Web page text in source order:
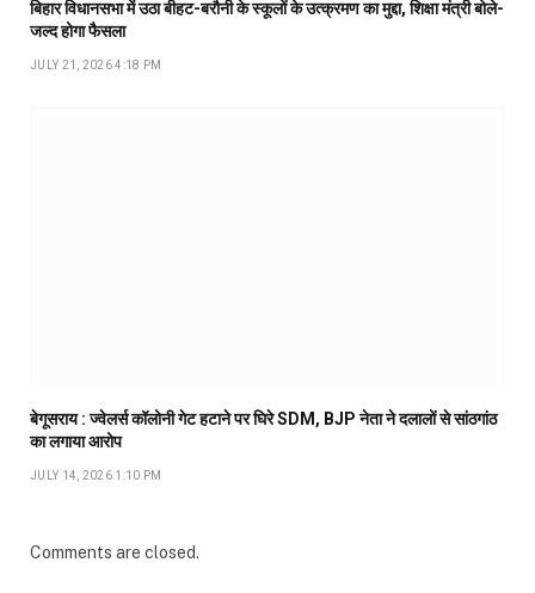
बिहार विधानसभा में उठा बीहट-बरौनी के स्कूलों के उत्क्रमण का मुद्दा, शिक्षा मंत्री बोले-
जल्द होगा फैसला
JULY 21, 2026 4:18 PM
बेगूसराय : ज्वेलर्स कॉलोनी गेट हटाने पर घिरे SDM, BJP नेता ने दलालों से सांठगांठ
का लगाया आरोप
JULY 14, 2026 1:10 PM
Comments are closed.